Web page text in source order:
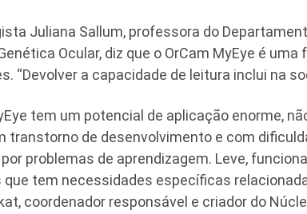
Juliana Sallum, professora do
Ocular, diz que o OrCam MyEye é
“Devolver a capacidade de leitura inclui na
tem um potencial de aplicação enorme,
transtorno de desenvolvimento e com
problemas de aprendizagem. Leve,
que tem necessidades específicas
coordenador responsável e criador do